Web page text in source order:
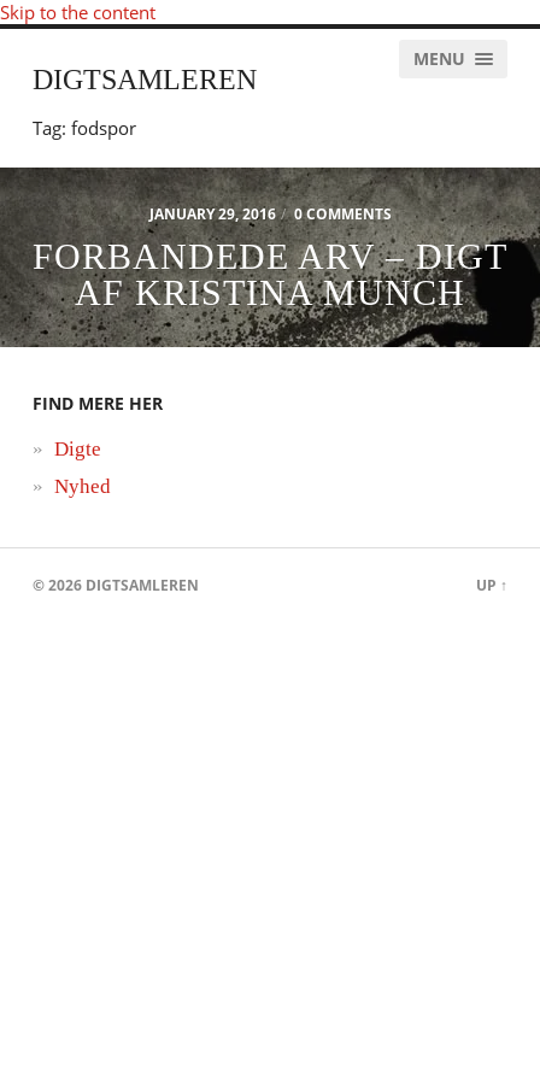
Skip to the content
DIGTSAMLEREN
MENU
Tag: fodspor
JANUARY 29, 2016 / 0 COMMENTS
FORBANDEDE ARV – DIGT
AF KRISTINA MUNCH
FIND MERE HER
Digte
Nyhed
© 2026 DIGTSAMLEREN UP ↑